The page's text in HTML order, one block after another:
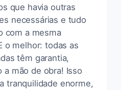
que havia outras
necessárias e tudo
com a mesma
o melhor: todas as
têm garantia,
a mão de obra! Isso
tranquilidade enorme,